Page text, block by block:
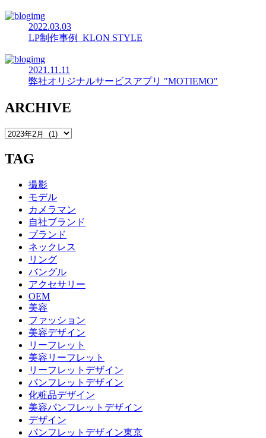
2022.03.03
LP制作事例_KLON STYLE
2021.11.11
弊社オリジナルサービスアプリ "MOTIEMO"
ARCHIVE
TAG
撮影
モデル
カメラマン
自社ブランド
ブランド
ネックレス
リング
バングル
アクセサリー
OEM
美容
ファッション
美容デザイン
リーフレット
美容リーフレット
リーフレットデザイン
パンフレットデザイン
化粧品デザイン
美容パンフレットデザイン
デザイン
パンフレットデザイン東京